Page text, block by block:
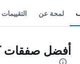
لمحة عن التقييمات
أفضل صفقات